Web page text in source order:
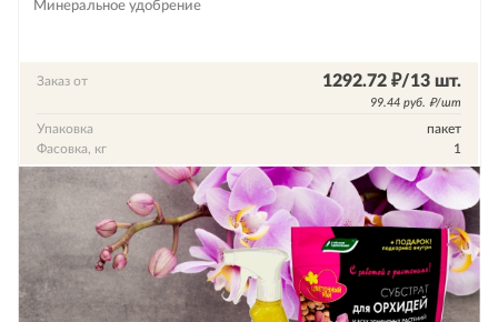
Минеральное удобрение
Заказ от 1292.72 ₽/13 шт.
99.44 руб. ₽/шт
Упаковка
пакет
Фасовка, кг
1